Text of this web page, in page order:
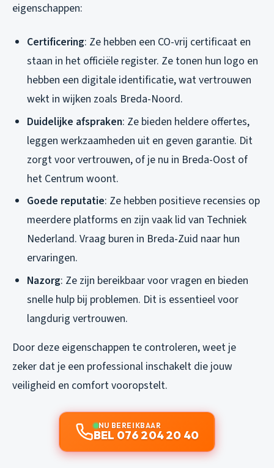
eigenschappen:
Certificering: Ze hebben een CO-vrij certificaat en
staan in het officiële register. Ze tonen hun logo en
hebben een digitale identificatie, wat vertrouwen
wekt in wijken zoals Breda-Noord.
Duidelijke afspraken: Ze bieden heldere offertes,
leggen werkzaamheden uit en geven garantie. Dit
zorgt voor vertrouwen, of je nu in Breda-Oost of
het Centrum woont.
Goede reputatie: Ze hebben positieve recensies op
meerdere platforms en zijn vaak lid van Techniek
Nederland. Vraag buren in Breda-Zuid naar hun
ervaringen.
Nazorg: Ze zijn bereikbaar voor vragen en bieden
snelle hulp bij problemen. Dit is essentieel voor
langdurig vertrouwen.
Door deze eigenschappen te controleren, weet je
zeker dat je een professional inschakelt die jouw
veiligheid en comfort vooropstelt.
NU BEREIKBAAR
BEL 076 204 20 40